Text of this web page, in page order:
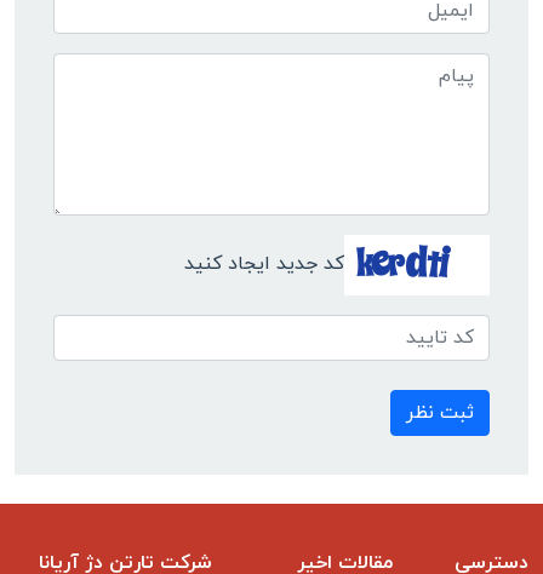
کد جدید ایجاد کنید
ثبت نظر
دسترسی
مقالات اخیر شرکت تارتن دژ آریانا